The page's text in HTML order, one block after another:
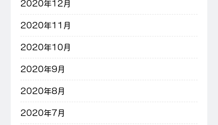
2020年12月
2020年11月
2020年10月
2020年9月
2020年8月
2020年7月